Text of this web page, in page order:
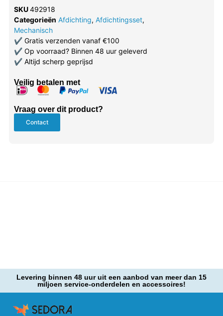
SKU492918
Categorieën Afdichting, Afdichtingsset,
Mechanisch
✔Gratis verzenden vanaf €100
✔Op voorraad? Binnen 48 uur geleverd
✔Altijd scherp geprijsd
Veilig betalen met
Vraag over dit product?
Contact
Levering binnen 48 uur uit een aanbod van meer dan 15
miljoen service-onderdelen en accessoires!